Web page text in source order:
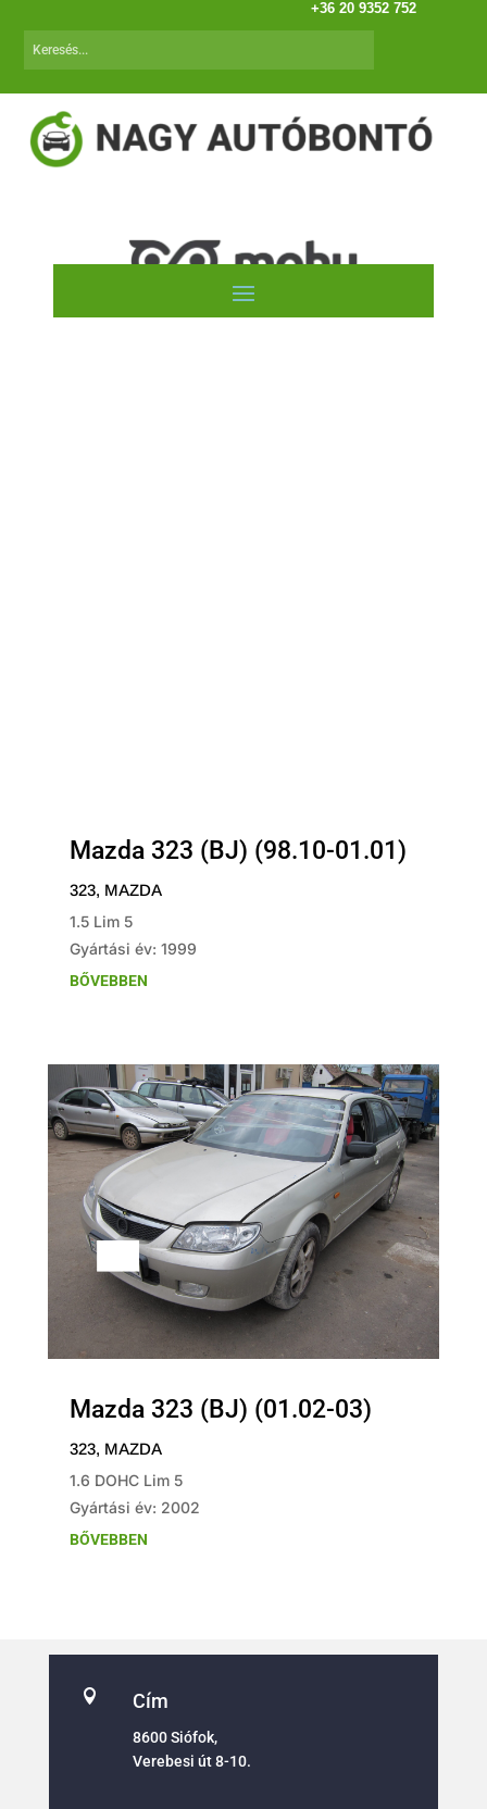
+36 20 9352 752
Mazda 323 (BJ) (98.10-01.01)
323, MAZDA
1.5 Lim 5
Gyártási év: 1999
BŐVEBBEN
Mazda 323 (BJ) (01.02-03)
323, MAZDA
1.6 DOHC Lim 5
Gyártási év: 2002
BŐVEBBEN
 Cím
8600 Siófok,
Verebesi út 8-10.